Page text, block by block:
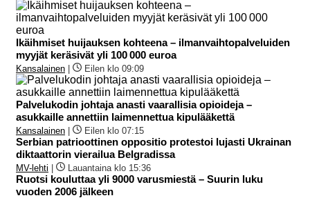
Ikäihmiset huijauksen kohteena – ilmanvaihtopalveluiden
myyjät keräsivät yli 100 000 euroa
Kansalainen | Eilen klo 09:09
Palvelukodin johtaja anasti vaarallisia opioideja –
asukkaille annettiin laimennettua kipulääkettä
Kansalainen | Eilen klo 07:15
Serbian patrioottinen oppositio protestoi lujasti Ukrainan
diktaattorin vierailua Belgradissa
MV-lehti | Lauantaina klo 15:36
Ruotsi kouluttaa yli 9000 varusmiestä – Suurin luku
vuoden 2006 jälkeen